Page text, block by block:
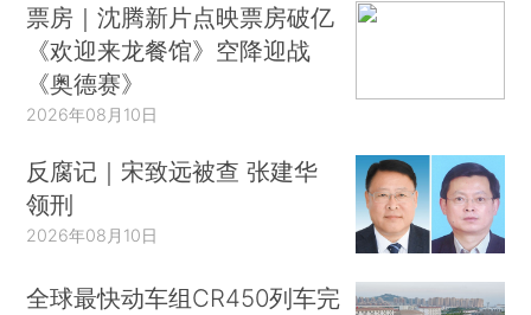
票房｜沈腾新片点映票房破亿
《欢迎来龙餐馆》空降迎战
《奥德赛》
2026年08月10日
反腐记｜宋致远被查 张建华
领刑
2026年08月10日
全球最快动车组CR450列车完